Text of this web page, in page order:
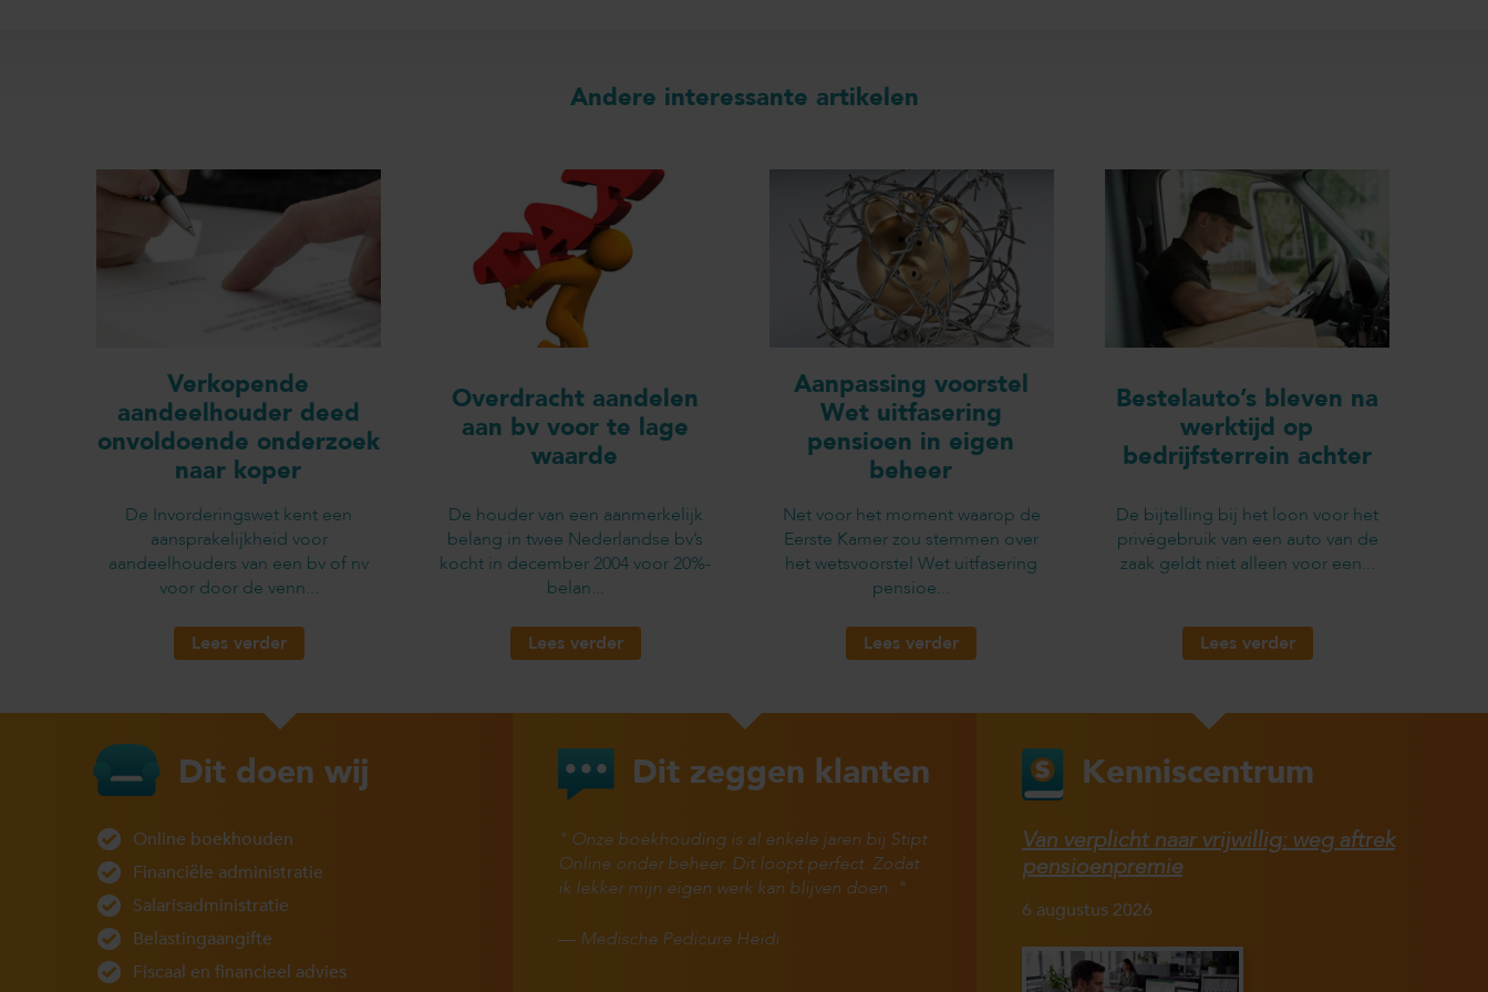
Andere interessante artikelen
Verkopende
aandeelhouder deed
onvoldoende onderzoek
naar koper
De Invorderingswet kent een
aansprakelijkheid voor
aandeelhouders van een bv of nv
voor door de venn...
Lees verder
Overdracht aandelen
aan bv voor te lage
waarde
De houder van een aanmerkelijk
belang in twee Nederlandse bv’s
kocht in december 2004 voor 20%-
belan...
Lees verder
Aanpassing voorstel
Wet uitfasering
pensioen in eigen
beheer
Net voor het moment waarop de
Eerste Kamer zou stemmen over
het wetsvoorstel Wet uitfasering
pensioe...
Lees verder
Bestelauto’s bleven na
werktijd op
bedrijfsterrein achter
De bijtelling bij het loon voor het
privégebruik van een auto van de
zaak geldt niet alleen voor een...
Lees verder
Dit doen wij
Online boekhouden
Financiële administratie
Salarisadministratie
Belastingaangifte
Fiscaal en financieel advies
Dit zeggen klanten
Onze boekhouding is al enkele jaren bij Stipt
Online onder beheer. Dit loopt perfect. Zodat
ik lekker mijn eigen werk kan blijven doen.
— Medische Pedicure Heidi
Kenniscentrum
Van verplicht naar vrijwillig: weg aftrek
pensioenpremie
6 augustus 2026